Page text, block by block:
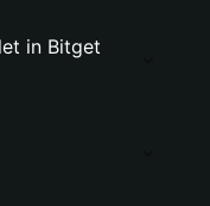
in Bitget